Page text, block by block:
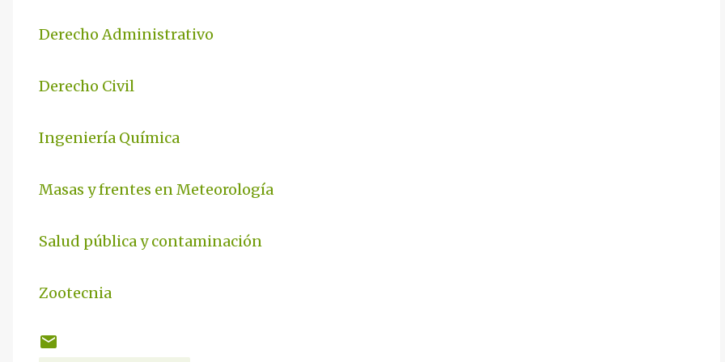
Derecho Administrativo
Derecho Civil
Ingeniería Química
Masas y frentes en Meteorología
Salud pública y contaminación
Zootecnia